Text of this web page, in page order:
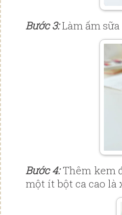
Bước 3:Làm ấm
Bước 4:Thêm kem
một ít bột ca cao là